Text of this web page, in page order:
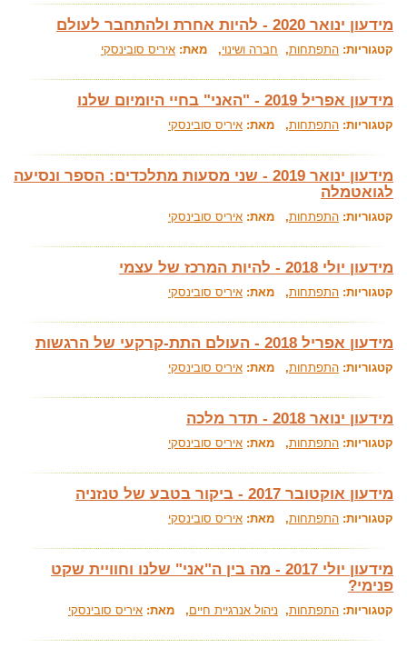
מידעון ינואר 2020 - להיות אחרת ולהתחבר לעולם
קטגוריות: התפתחות, חברה ושינוי, מאת: איריס סובינסקי
מידעון אפריל 2019 - "האני" בחיי היומיום שלנו
קטגוריות: התפתחות, מאת: איריס סובינסקי
מידעון ינואר 2019 - שני מסעות מתלכדים: הספר ונסיעה
לגואטמלה
קטגוריות: התפתחות, מאת: איריס סובינסקי
מידעון יולי 2018 - להיות המרכז של עצמי
קטגוריות: התפתחות, מאת: איריס סובינסקי
מידעון אפריל 2018 - העולם התת-קרקעי של הרגשות
קטגוריות: התפתחות, מאת: איריס סובינסקי
מידעון ינואר 2018 - תדר מלכה
קטגוריות: התפתחות, מאת: איריס סובינסקי
מידעון אוקטובר 2017 - ביקור בטבע של טנזניה
קטגוריות: התפתחות, מאת: איריס סובינסקי
מידעון יולי 2017 - מה בין ה"אני" שלנו וחוויית שקט
פנימי?
קטגוריות: התפתחות, ניהול אנרגיית חיים, מאת: איריס סובינסקי